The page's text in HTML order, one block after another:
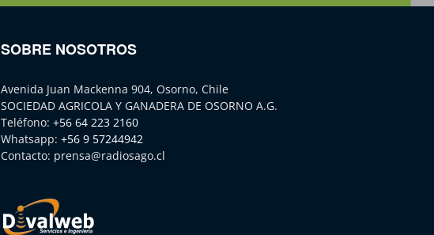
SOBRE NOSOTROS
Avenida Juan Mackenna 904, Osorno, Chile
SOCIEDAD AGRICOLA Y GANADERA DE OSORNO A.G.
Teléfono: +56 64 223 2160
Whatsapp: +56 9 57244942
Contacto: prensa@radiosago.cl